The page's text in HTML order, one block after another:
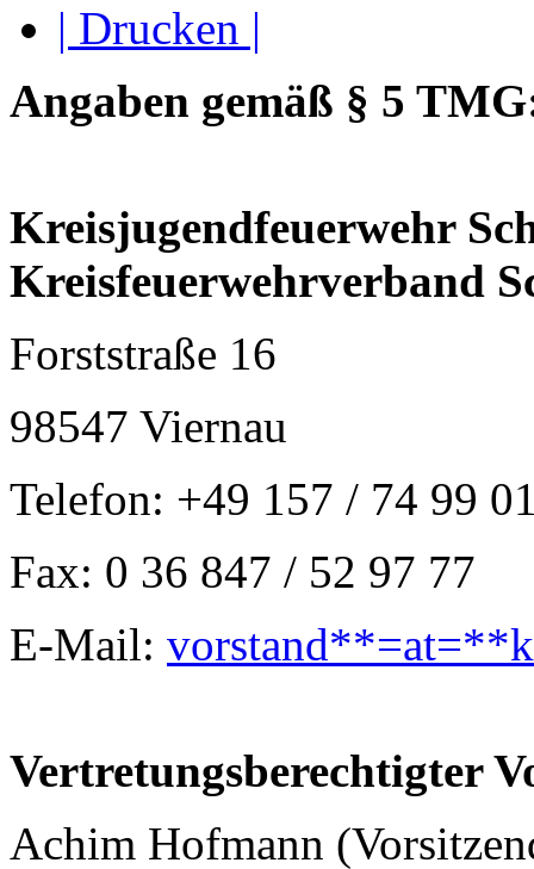
| Drucken |
Angaben gemäß § 5
Kreisjugendfeuerwehr
Kreisfeuerwehrverband
Forststraße 16
98547 Viernau
Telefon: +49 157 / 74 99
Fax: 0 36 847 / 52 97 77
E-Mail:
Vertretungsberechtigter
Achim Hofmann